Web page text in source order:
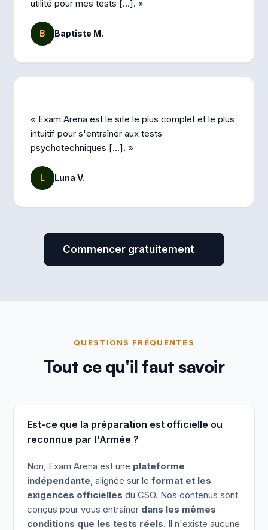
utilité pour mes tests […]. »
B Baptiste M.
« Exam Arena est le site le plus complet et le plus
intuitif pour s'entraîner aux tests
psychotechniques […]. »
L Luna V.
Commencer gratuitement
QUESTIONS FRÉQUENTES
Tout ce qu'il faut savoir
Est-ce que la préparation est officielle ou
reconnue par l'Armée ?
Non, Exam Arena est une plateforme
indépendante, alignée sur leformat et les
exigences officielles du CSO. Nos contenus sont
conçus pour vous entraîner dans les mêmes
conditions que les tests réels. Il n'existe aucune